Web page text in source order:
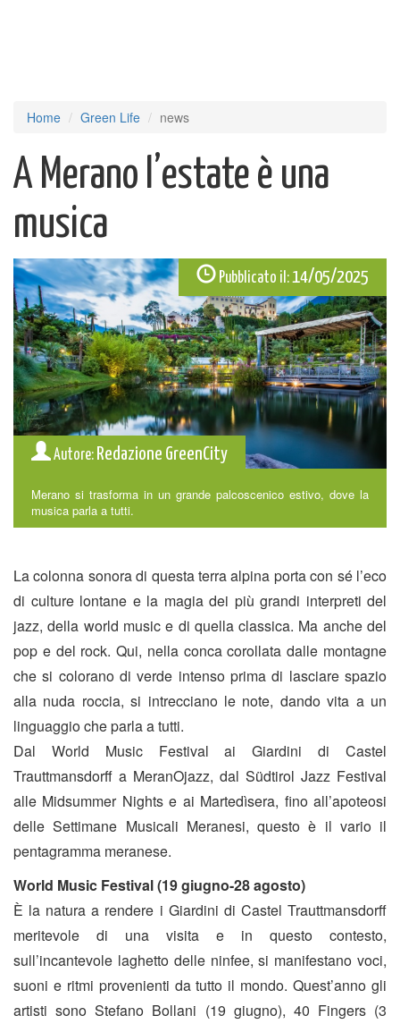
Home Green Life news
A Merano l’estate è una
musica
Pubblicato il:14/05/2025
Autore: Redazione GreenCity
Merano si trasforma in un grande palcoscenico estivo, dove la
musica parla a tutti.
La colonna sonora di questa terra alpina porta con sé l’eco
di culture lontane e la magia dei più grandi interpreti del
jazz, della world music e di quella classica. Ma anche del
pop e del rock. Qui, nella conca corollata dalle montagne
che si colorano di verde intenso prima di lasciare spazio
alla nuda roccia, si intrecciano le note, dando vita a un
linguaggio che parla a tutti.
Dal World Music Festival ai Giardini di Castel
Trauttmansdorff a MeranOjazz, dal Südtirol Jazz Festival
alle Midsummer Nights e ai Martedìsera, fino all’apoteosi
delle Settimane Musicali Meranesi, questo è il vario il
pentagramma meranese.
World Music Festival(19 giugno-28 agosto)
È la natura a rendere i Giardini di Castel Trauttmansdorff
meritevole di una visita e in questo contesto,
sull’incantevole laghetto delle ninfee, si manifestano voci,
suoni e ritmi provenienti da tutto il mondo. Quest’anno gli
artisti sono Stefano Bollani (19 giugno), 40 Fingers (3